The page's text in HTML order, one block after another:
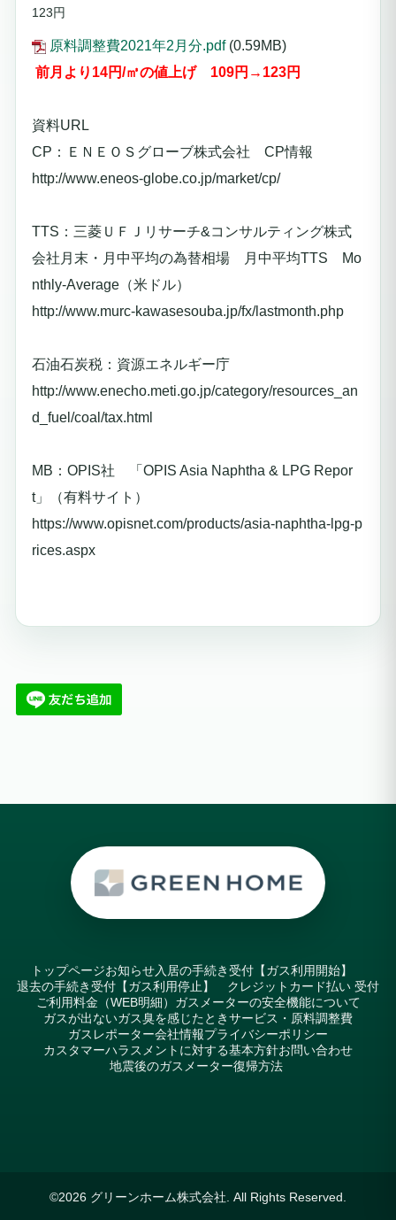
123円
原料調整費2021年2月分.pdf(0.59MB)
前月より14円/㎥の値上げ 109円→123円
資料URL
CP：ＥＮＥＯＳグローブ株式会社 CP情報
http://www.eneos-globe.co.jp/market/cp/
TTS：三菱ＵＦＪリサーチ&コンサルティング株式
会社月末・月中平均の為替相場 月中平均TTS Mo
nthly-Average（米ドル）
http://www.murc-kawasesouba.jp/fx/lastmonth.php
石油石炭税：資源エネルギー庁
http://www.enecho.meti.go.jp/category/resources_an
d_fuel/coal/tax.html
MB：OPIS社 「OPIS Asia Naphtha & LPG Repor
t」（有料サイト）
https://www.opisnet.com/products/asia-naphtha-lpg-p
rices.aspx
トップページお知らせ入居の手続き受付【ガス利用開始】
退去の手続き受付【ガス利用停止】 クレジットカード払い 受付
ご利用料金（WEB明細） ガスメーターの安全機能について
ガスが出ないガス臭を感じたときサービス・原料調整費
ガスレポーター会社情報プライバシーポリシー
カスタマーハラスメントに対する基本方針お問い合わせ
地震後のガスメーター復帰方法
©2026 グリーンホーム株式会社 . All Rights Reserved.